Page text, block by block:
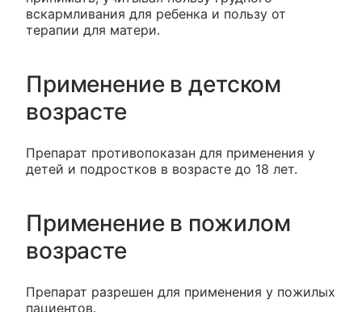
вскармливания для ребенка и пользу от
терапии для матери.
Применение в детском
возрасте
Препарат противопоказан для применения у
детей и подростков в возрасте до 18 лет.
Применение в пожилом
возрасте
Препарат разрешен для применения у пожилых
пациентов.